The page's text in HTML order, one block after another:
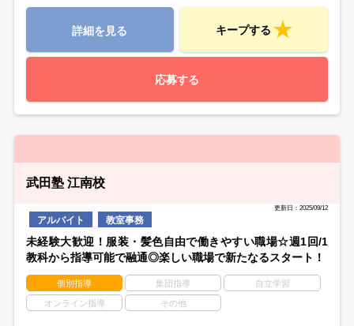
詳細を見る キープする
応募する
武田塾 江南校
更新日：2025/09/12
アルバイト 教室事務
未経験大歓迎！服装・髪色自由で働きやすい職場☆週1回/1
教科から指導可能で融通◎楽しい職場で新たなるスタート！
個別指導 集団指導 自立学習
オンライン指導 その他